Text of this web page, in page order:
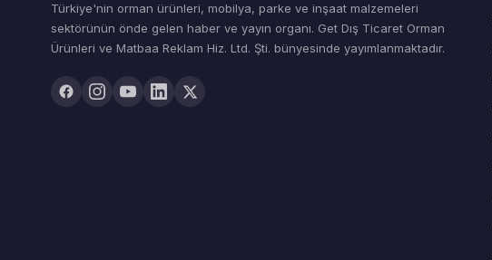
Türkiye'nin orman ürünleri, mobilya, parke ve inşaat malzemeleri
sektörünün önde gelen haber ve yayın organı. Get Dış Ticaret Orman
Ürünleri ve Matbaa Reklam Hiz. Ltd. Şti. bünyesinde yayımlanmaktadır.